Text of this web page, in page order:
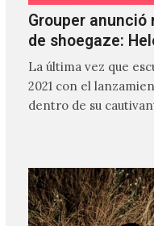
Grouper anunció
de shoegaze:
La última vez que
2021 con el
dentro de su